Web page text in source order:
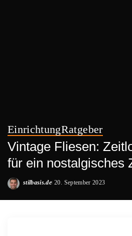
EinrichtungRatgeber
Vintage Fliesen:
für ein nostalgisches
Posted
stilbasis.de 20. September 2023